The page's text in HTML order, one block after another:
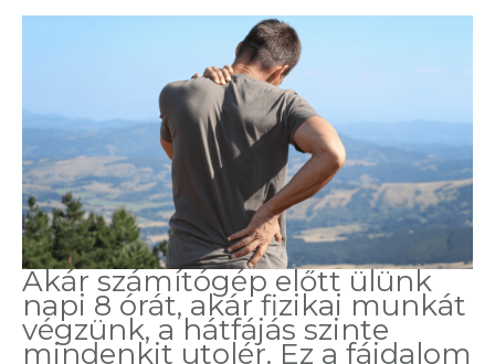
Akár számítógép előtt ülünk
napi 8 órát, akár fizikai munkát
végzünk, a hátfájás szinte
mindenkit utolér. Ez a fájdalom